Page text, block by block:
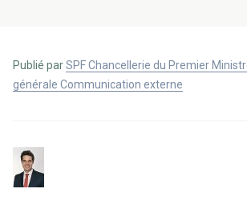
Publié parSPF Chancellerie du Premier
générale Communication externe